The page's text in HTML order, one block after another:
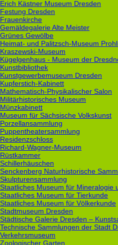
Erich Kästner Museum Dresden
Festung Dresden
Frauenkirche
Gemäldegalerie Alte Meister
Grünes Gewölbe
Heimat- und Palitzsch-Museum
Kraszewski-Museum
Kügelgenhaus - Museum der
Kunstbibliothek
Kunstgewerbemuseum Dresden
Kupferstich-Kabinett
Mathematisch-Physikalischer Salon
Militärhistorisches Museum
Münzkabinett
Museum für Sächsische Volkskunst
Porzellansammlung
Puppentheatersammlung
Residenzschloss
Richard-Wagner-Museum
Rüstkammer
Schillerhäuschen
Senckenberg Naturhistorische
Skulpturensammlung
Staatliches Museum für Mineralogie
Staatliches Museum für Tierkunde
Staatliches Museum für Völkerkunde
Stadtmuseum Dresden
Städtische Galerie Dresden –
Technische Sammlungen der Stadt
Verkehrsmuseum
Zoologischer Garten